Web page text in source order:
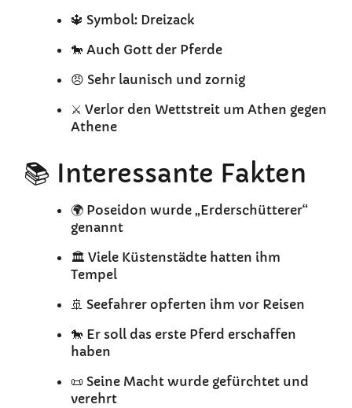
🔱 Symbol: Dreizack
🐎 Auch Gott der Pferde
😠 Sehr launisch und zornig
⚔️ Verlor den Wettstreit um Athen gegen
Athene
📚 Interessante Fakten
🌍 Poseidon wurde „Erderschütterer“
genannt
🏛️ Viele Küstenstädte hatten ihm
Tempel
🚢 Seefahrer opferten ihm vor Reisen
🐎 Er soll das erste Pferd erschaffen
haben
📜 Seine Macht wurde gefürchtet und
verehrt